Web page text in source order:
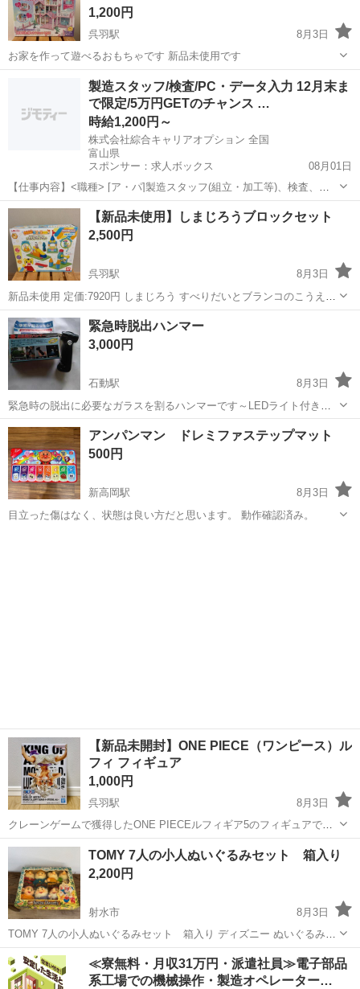
1,200円
呉羽駅
8月3日
お家を作って遊べるおもちゃです 新品未使用です
富山市 呉羽駅 おもちゃ
製造スタッフ/検査/PC・データ入力 12月末ま
で限定/5万円GETのチャンス …
時給1,200円～
株式会社綜合キャリアオプション 全国
富山県
スポンサー：求人ボックス
08月01日
【仕事内容】<職種> [ア・パ]製造スタッフ(組立・加工等)、検査、デ
ータ入力、タイピング(PC・パソコン・インターネット) <雇用形態>
アルバイト・パート <給与> [ア・パ]時給1,200円～ 交通費:一部支給
日払いOK!...
アルバイト・パート
【新品未使用】しまじろうブロックセット
2,500円
呉羽駅
8月3日
新品未使用 定価:7920円 しまじろう すべりだいとブランコのこうえん
ブロックセット セブンイレブン富山北代店で受け渡し可能な方
富山 富山市 呉羽駅
緊急時脱出ハンマー
3,000円
石動駅
8月3日
緊急時の脱出に必要なガラスを割るハンマーです～LEDライト付き、
ベルト切断カッター付きです～
富山 小矢部市 石動駅 ミニカー
アンパンマン ドレミファステップマット
500円
新高岡駅
8月3日
目立った傷はなく、状態は良い方だと思います。 動作確認済み。
【新品未開封】ONE PIECE（ワンピース）ル
フィ フィギュア
1,000円
呉羽駅
8月3日
クレーンゲームで獲得したONE PIECEルフィギア5のフィギュアで
す。
富山 富山市 フィギュア ONE PIECE
TOMY 7人の小人ぬいぐるみセット 箱入り
2,200円
射水市
8月3日
TOMY 7人の小人ぬいぐるみセット 箱入り ディズニー ぬいぐるみの
サイズ 約18㎝ ※箱は日焼け・汚れがありますが、ぬいぐるみは き
れいな状態です。 ご覧いただき誠にありがとうございます。 当商品...
富山 射水市 おもちゃ 店舗
≪寮無料・月収31万円・派遣社員≫電子部品
系工場での機械操作・製造オペレーター…